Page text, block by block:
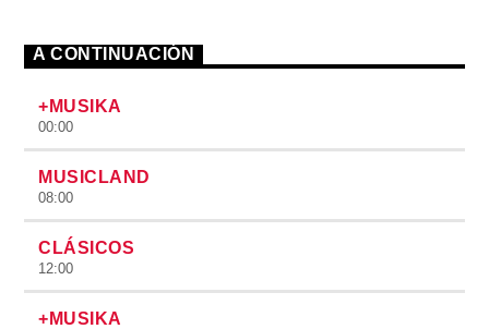
A CONTINUACIÓN
+MUSIKA
00:00
MUSICLAND
08:00
CLÁSICOS
12:00
+MUSIKA